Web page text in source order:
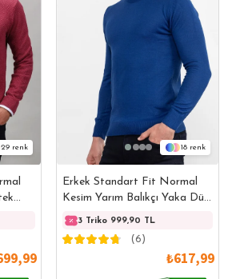
29
3 Triko 999,90 TL
18
Erkek Standart Fit Normal
Kesim Yarım Balıkçı Yaka Düz
Sax Mavi Triko Kazak
3 Triko 999,90 TL
(6)
₺617,99